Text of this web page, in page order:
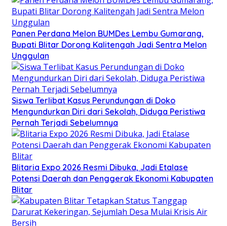
Panen Perdana Melon BUMDes Lembu Gumarang,
Bupati Blitar Dorong Kalitengah Jadi Sentra Melon
Unggulan
Siswa Terlibat Kasus Perundungan di Doko
Mengundurkan Diri dari Sekolah, Diduga Peristiwa
Pernah Terjadi Sebelumnya
Blitaria Expo 2026 Resmi Dibuka, Jadi Etalase
Potensi Daerah dan Penggerak Ekonomi Kabupaten
Blitar